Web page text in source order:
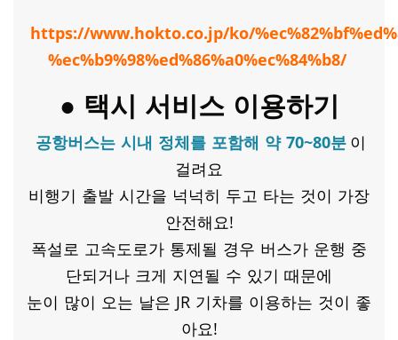
https://www.hokto.co.jp/ko/
%ec%b9%98%ed%86%a0%ec%84%b8/
● 택시 서비스 이용하기
공항버스는 시내 정체를 포함해 약 70~80분 이
걸려요
비행기 출발 시간을 넉넉히 두고 타는 것이 가장
안전해요!
폭설로 고속도로가 통제될 경우 버스가 운행 중
단되거나 크게 지연될 수 있기 때문에
눈이 많이 오는 날은 JR 기차를 이용하는 것이 좋
아요!